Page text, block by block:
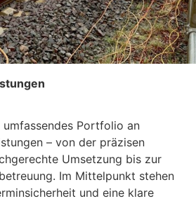
umfassendes Portfolio an
– von der präzisen
Umsetzung bis zur
Im Mittelpunkt stehen
und eine klare